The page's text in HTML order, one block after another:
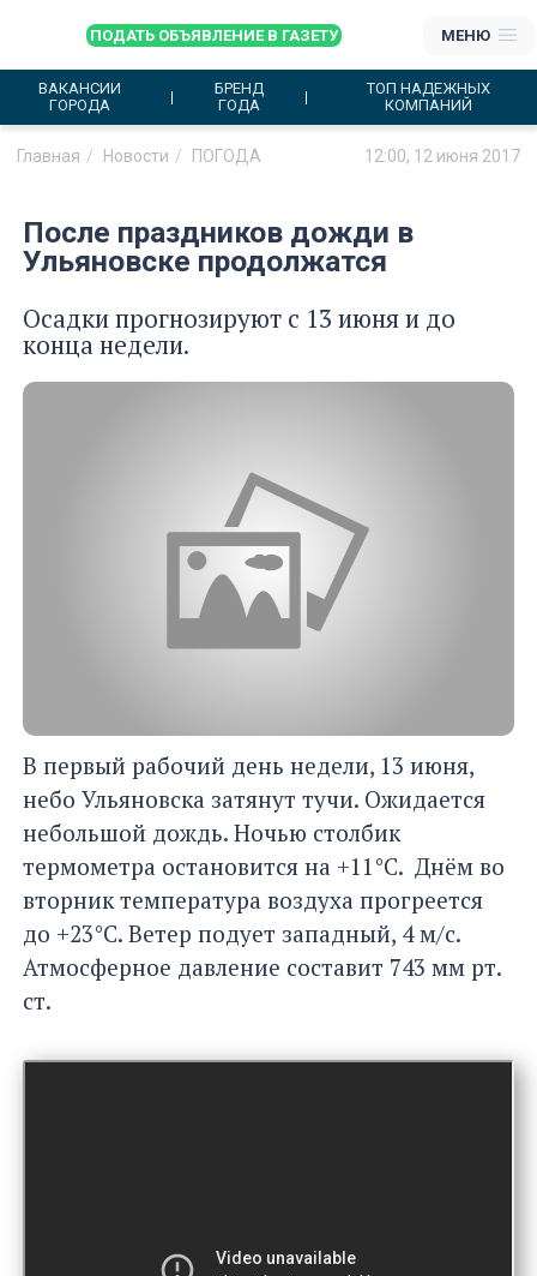
ПОДАТЬ ОБЪЯВЛЕНИЕ В ГАЗЕТУ МЕНЮ
ВАКАНСИИ
ГОРОДА
БРЕНД
ГОДА
ТОП НАДЕЖНЫХ
КОМПАНИЙ
Главная Новости ПОГОДА 12:00, 12 июня 2017
После праздников дожди в
Ульяновске продолжатся
Осадки прогнозируют с 13 июня и до
конца недели.
В первый рабочий день недели, 13 июня,
небо Ульяновска затянут тучи. Ожидается
небольшой дождь. Ночью столбик
термометра остановится на +11°С. Днём во
вторник температура воздуха прогреется
до +23°С. Ветер подует западный, 4 м/с.
Атмосферное давление составит 743 мм рт.
ст.